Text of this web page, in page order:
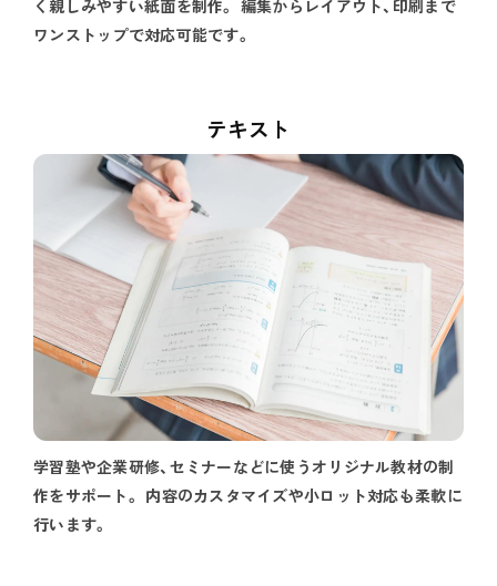
く親しみやすい紙面を制作。 編集からレイアウト、印刷まで
ワンストップで対応可能です。
テキスト
学習塾や企業研修、セミナーなどに使うオリジナル教材の制
作をサポート。 内容のカスタマイズや小ロット対応も柔軟に
行います。